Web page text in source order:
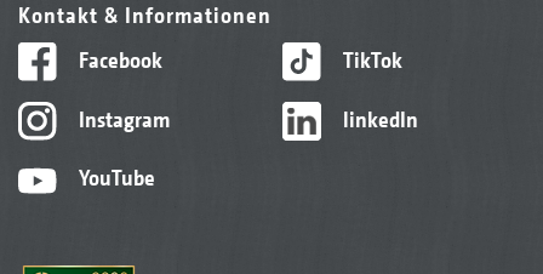
Kontakt & Informationen
Facebook
Instagram
YouTube
TikTok
linkedIn